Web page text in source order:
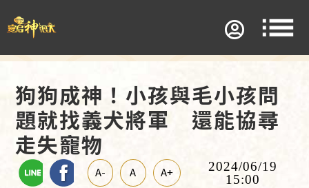
狗狗成神！小孩與毛小孩問
題就找義犬將軍 還能協尋
走失寵物
A- A A+
2024/06/19
15:00